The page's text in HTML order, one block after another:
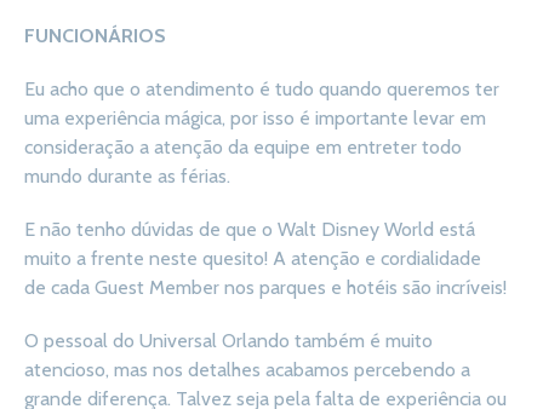
FUNCIONÁRIOS
Eu acho que o atendimento é tudo quando queremos ter
uma experiência mágica, por isso é importante levar em
consideração a atenção da equipe em entreter todo
mundo durante as férias.
E não tenho dúvidas de que o Walt Disney World está
muito a frente neste quesito! A atenção e cordialidade
de cada Guest Member nos parques e hotéis são incríveis!
O pessoal do Universal Orlando também é muito
atencioso, mas nos detalhes acabamos percebendo a
grande diferença. Talvez seja pela falta de experiência ou